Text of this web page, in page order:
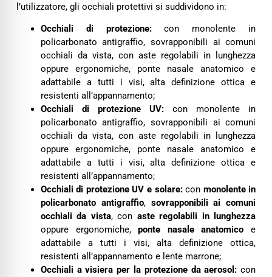
l’utilizzatore, gli occhiali protettivi si suddividono in:
Occhiali di protezione:con monolente in
policarbonato antigraffio, sovrapponibili ai comuni
occhiali da vista, con aste regolabili in lunghezza
oppure ergonomiche, ponte nasale anatomico e
adattabile a tutti i visi, alta definizione ottica e
resistenti all’appannamento;
Occhiali di protezione UV:con monolente in
policarbonato antigraffio, sovrapponibili ai comuni
occhiali da vista, con aste regolabili in lunghezza
oppure ergonomiche, ponte nasale anatomico e
adattabile a tutti i visi, alta definizione ottica e
resistenti all’appannamento;
Occhiali di protezione UV e solare:con monolente in
policarbonato antigraffio, sovrapponibili ai comuni
occhiali da vista, con aste regolabili in lunghezza
oppure ergonomiche,ponte nasale anatomico e
adattabile a tutti i visi, alta definizione ottica,
resistenti all’appannamento e lente marrone;
Occhiali a visiera per la protezione da aerosol:con